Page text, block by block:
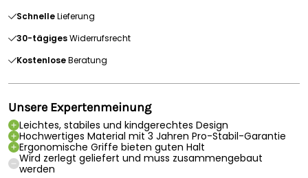
SchnelleLieferung
30-tägigesWiderrufsrecht
KostenloseBeratung
Unsere Expertenmeinung
Leichtes, stabiles und kindgerechtes Design
Hochwertiges Material mit 3 Jahren Pro-Stabil-Garantie
Ergonomische Griffe bieten guten Halt
Wird zerlegt geliefert und muss zusammengebaut
werden